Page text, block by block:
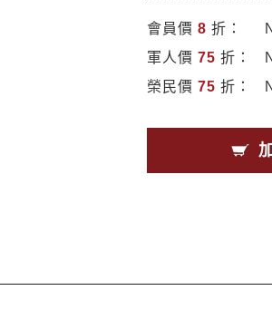
會員價8 折：
軍人價75 折：
榮民價75 折：